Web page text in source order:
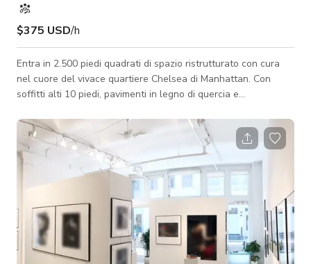
$375 USD/h
Entra in 2.500 piedi quadrati di spazio ristrutturato con cura
nel cuore del vivace quartiere Chelsea di Manhattan. Con
soffitti alti 10 piedi, pavimenti in legno di quercia e
pareti in mattoni e bianche, il nostro loft offre lo sfondo
newyorkese per eccellenza per il tuo prossimo evento. Lo
spazio è completamente attrezzato con cucina moderna,
HVAC, sistema AV, collezione d'arte curata, mobili flessibili e
illuminazione da galleria re